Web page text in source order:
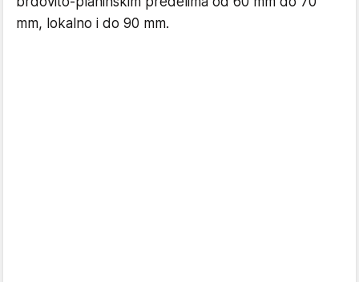
mm, lokalno i do 90 mm.